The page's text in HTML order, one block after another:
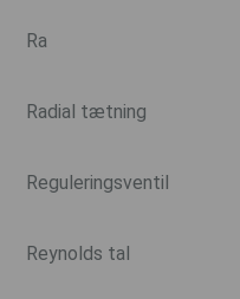
Ra
Radial tætning
Reguleringsventil
Reynolds tal